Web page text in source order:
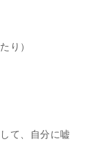
り）
て、自分に嘘